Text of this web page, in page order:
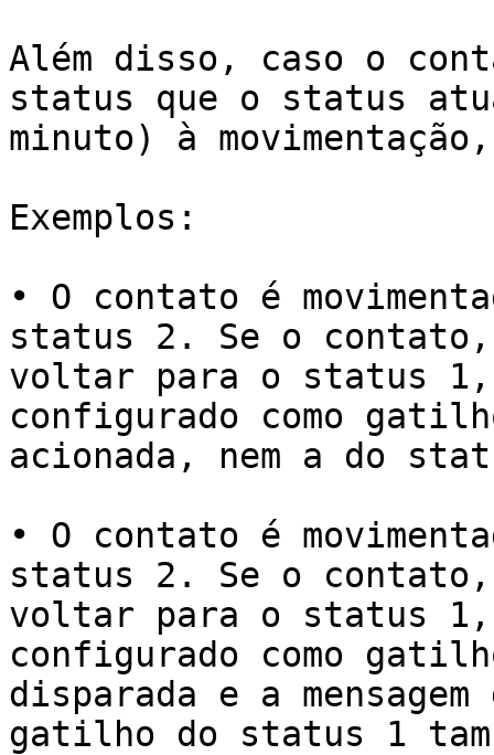
Além disso, caso o
status que o status
minuto) à
Exemplos:
• O contato é
status 2. Se o contato,
voltar para o status 1,
configurado como
acionada, nem a do
• O contato é
status 2. Se o contato,
voltar para o status 1,
configurado como
disparada e a
gatilho do status 1